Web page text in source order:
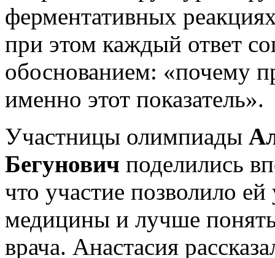
ферментативных
при этом каждый ответ
обоснованием: «почему
именно этот показатель».
Участницы олимпиады
Бегунович поделились
что участие позволило
медицины и лучше
врача. Анастасия